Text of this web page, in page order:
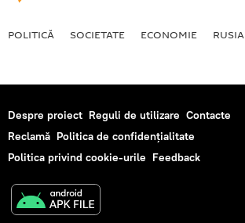
POLITICĂ SOCIETATE ECONOMIE RUSIA
Despre proiect Reguli de utilizare Contacte
Reclamă Politica de confidențialitate
Politica privind cookie-urile Feedback